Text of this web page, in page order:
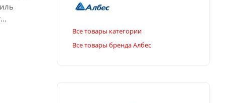
Все товары категории
Все товары бренда Албес